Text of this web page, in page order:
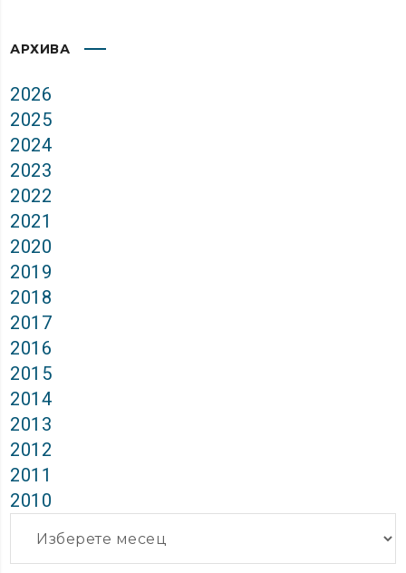
АРХИВА
2026
2025
2024
2023
2022
2021
2020
2019
2018
2017
2016
2015
2014
2013
2012
2011
2010